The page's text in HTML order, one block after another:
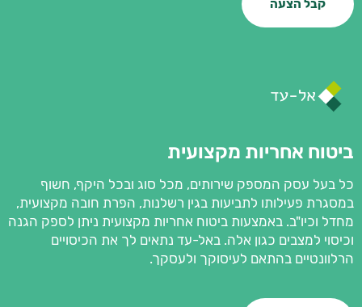
קבל הצעה
ביטוח אחריות מקצועית
כל בעל עסק המספק שירותים, מכל סוג ובכל היקף, חשוף
במסגרת פעילותו לתביעות בגין רשלנות, הפרת חובה מקצועית,
מחדל וכיו"ב. באמצעות ביטוח אחריות מקצועית ניתן לספק הגנה
וכיסוי למצבים כגון אלה. באל-עד נתאים לך את הכיסויים
הרלוונטיים בהתאם לעיסוקך ולעסקך.